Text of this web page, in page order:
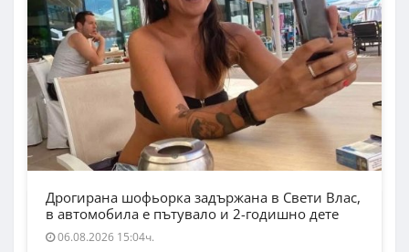
Дрогирана шофьорка задържана в Свети Влас,
в автомобила е пътувало и 2-годишно дете
06.08.2026 15:04ч.